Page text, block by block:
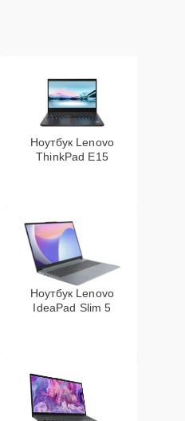
Ноутбук Lenovo
ThinkPad E15
Ноутбук Lenovo
IdeaPad Slim 5